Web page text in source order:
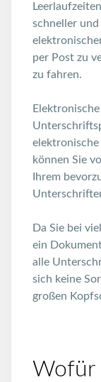
schneller
per Post zu
zu fahren.
elektronische
können Sie
Ihrem
Da Sie bei
ein
alle
sich keine
großen
Wofür